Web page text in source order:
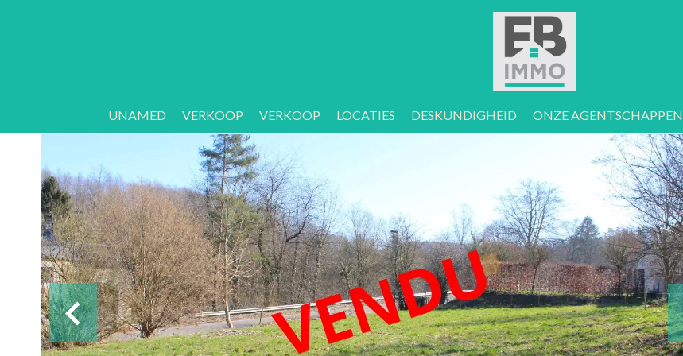
UNAMED VERKOOP VERKOOP LOCATIES DESKUNDIGHEID ONZE AGENTSCHAPPEN